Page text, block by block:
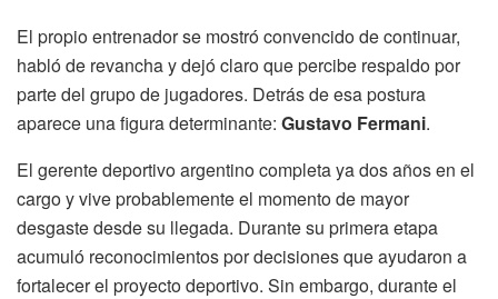
El propio entrenador se mostró convencido de continuar,
habló de revancha y dejó claro que percibe respaldo por
parte del grupo de jugadores. Detrás de esa postura
aparece una figura determinante: Gustavo Fermani.
El gerente deportivo argentino completa ya dos años en el
cargo y vive probablemente el momento de mayor
desgaste desde su llegada. Durante su primera etapa
acumuló reconocimientos por decisiones que ayudaron a
fortalecer el proyecto deportivo. Sin embargo, durante el